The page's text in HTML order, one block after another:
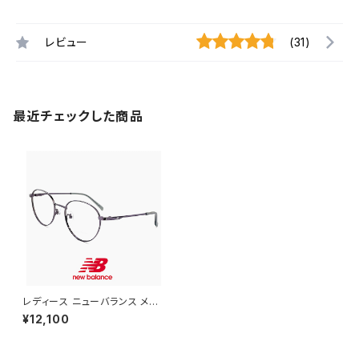
レビュー (31)
最近チェックした商品
レディース ニューバランス メガ
ネ nb05314x-4 new balanc
e newbalance 眼鏡 nb0531
¥12,100